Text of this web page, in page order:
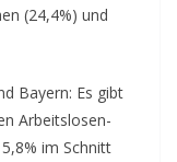
(24,4%) und
Bayern: Es gibt
Arbeitslosen-
im Schnitt